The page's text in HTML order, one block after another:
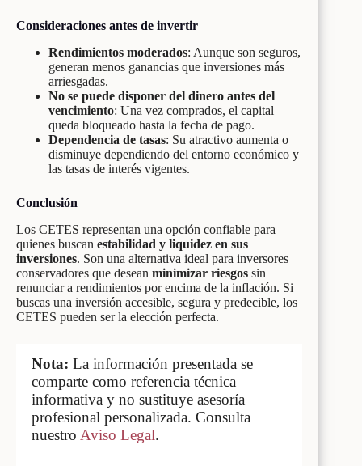
Consideraciones antes de invertir
Rendimientos moderados: Aunque son seguros,
generan menos ganancias que inversiones más
arriesgadas.
No se puede disponer del dinero antes del
vencimiento: Una vez comprados, el capital
queda bloqueado hasta la fecha de pago.
Dependencia de tasas: Su atractivo aumenta o
disminuye dependiendo del entorno económico y
las tasas de interés vigentes.
Conclusión
Los CETES representan una opción confiable para
quienes buscan estabilidad y liquidez en sus
inversiones. Son una alternativa ideal para inversores
conservadores que desean minimizar riesgos sin
renunciar a rendimientos por encima de la inflación. Si
buscas una inversión accesible, segura y predecible, los
CETES pueden ser la elección perfecta.
Nota: La información presentada se
comparte como referencia técnica
informativa y no sustituye asesoría
profesional personalizada. Consulta
nuestro Aviso Legal.